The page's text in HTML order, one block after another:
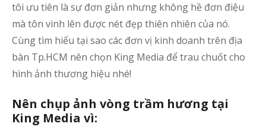
tôi ưu tiên là sự đơn giản nhưng không hề đơn điệu
mà tôn vinh lên được nét đẹp thiên nhiên của nó.
Cùng tìm hiểu tại sao các đơn vị kinh doanh trên địa
bàn Tp.HCM nên chọn King Media để trau chuốt cho
hình ảnh thương hiệu nhé!
Nên chụp ảnh vòng trầm hương tại
King Media vì: